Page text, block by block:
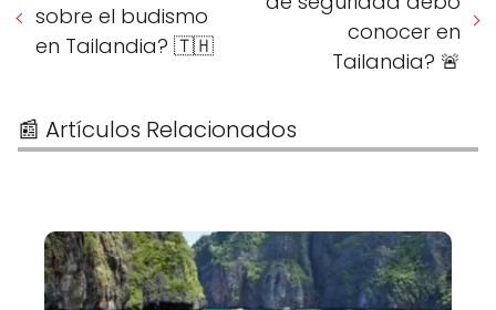
sobre el budismo
en Tailandia? 🇹🇭
conocer en
Tailandia? 🚨
📰 Artículos Relacionados